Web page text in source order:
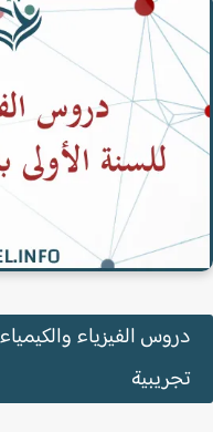
دروس الفيزياء والكيمياء
تجريبية